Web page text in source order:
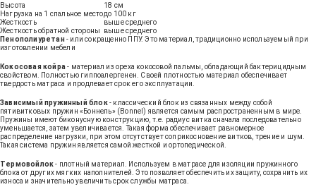
Высота
18 см
Нагрузка на 1 спальное местодо 100 кг
Жесткость
выше среднего
Жесткость обратной стороны
выше среднего
Пенополиуретан - или сокращенно ППУ. Это материал, традиционно используемый при
изготовлении мебели
Кокосовая койра- материал из ореха кокосовой пальмы, обладающий бактерицидным
свойством. Полностью гиппоалергенен. Своей плотностью материал обеспечивает
твердость матраса и продлевает срок его эксплуатации.
Зависимый пружинный блок- классический блок из связанных между собой
пятивитковых пружин «Боннель» (Bonnel) является самым распространенным в мире.
Пружины имеют биконусную конструкцию, т.е. радиус витка сначала последовательно
уменьшается, затем увеличивается. Такая форма обеспечивает равномерное
распределение нагрузки, при этом отсутствует соприкосновение витков, трение и шум.
Такая система пружин является самой жесткой и ортопедической.
Термовойлок- плотный материал. Используем в матрасе для изоляции пружинного
блока от других мягких наполнителей. Это позволяет обеспечить их защиту, сохранить их
износа и значительно увеличить срок службы матраса.